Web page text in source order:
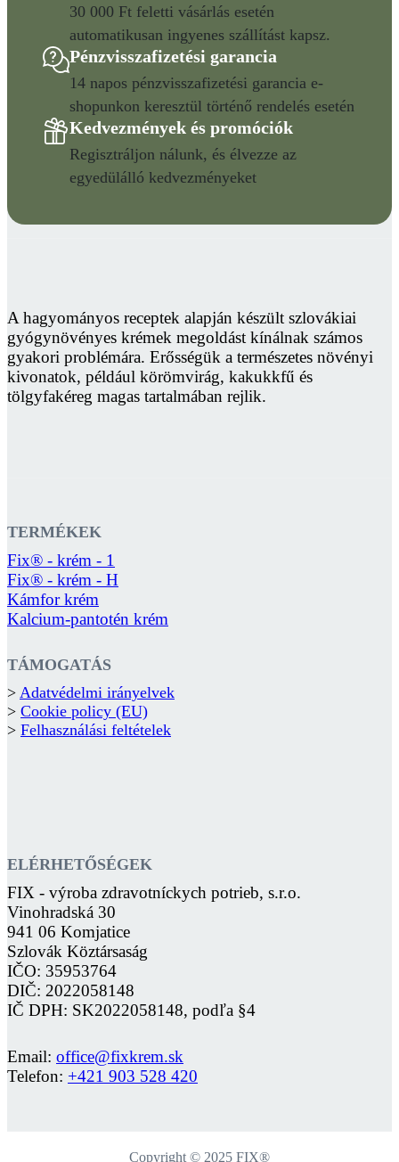
30 000 Ft feletti vásárlás esetén
automatikusan ingyenes szállítást kapsz.
Pénzvisszafizetési garancia
14 napos pénzvisszafizetési garancia e-
shopunkon keresztül történő rendelés esetén
Kedvezmények és promóciók
Regisztráljon nálunk, és élvezze az
egyedülálló kedvezményeket
A hagyományos receptek alapján készült szlovákiai
gyógynövényes krémek megoldást kínálnak számos
gyakori problémára. Erősségük a természetes növényi
kivonatok, például körömvirág, kakukkfű és
tölgyfakéreg magas tartalmában rejlik.
TERMÉKEK
Fix® - krém - 1
Fix® - krém - H
Kámfor krém
Kalcium-pantotén krém
TÁMOGATÁS
> Adatvédelmi irányelvek
> Cookie policy (EU)
> Felhasználási feltételek
ELÉRHETŐSÉGEK
FIX - výroba zdravotníckych potrieb, s.r.o.
Vinohradská 30
941 06 Komjatice
Szlovák Köztársaság
IČO: 35953764
DIČ: 2022058148
IČ DPH: SK2022058148, podľa §4
Email: office@fixkrem.sk
Telefon: +421 903 528 420
Copyright © 2025 FIX®